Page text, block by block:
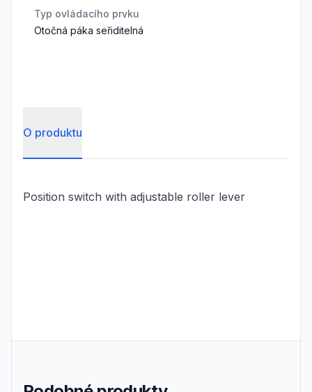
Typ ovládacího prvku
Otočná páka seřiditelná
O produktu
Position switch with adjustable roller lever